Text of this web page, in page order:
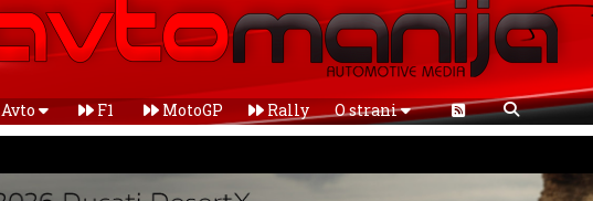
Avto F1 MotoGP Rally O strani